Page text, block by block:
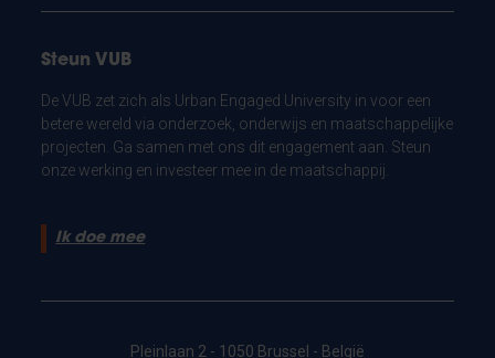
Steun VUB
De VUB zet zich als Urban Engaged University in voor een
betere wereld via onderzoek, onderwijs en maatschappelijke
projecten. Ga samen met ons dit engagement aan. Steun
onze werking en investeer mee in de maatschappij.
Ik doe mee
Pleinlaan 2 - 1050 Brussel - België